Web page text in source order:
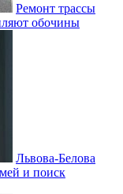
Ремонт трассы
обочины
Львова-Белова
и поиск